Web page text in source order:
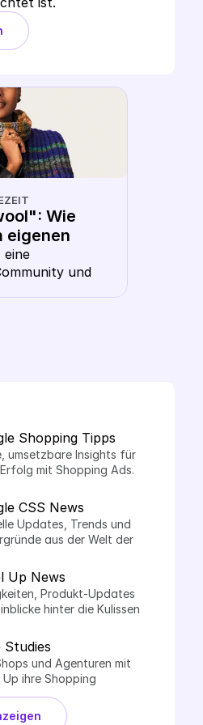
Wie
eigenen
dem
eine
und
Shopping Tipps
umsetzbare Insights für
mit Shopping Ads.
CSS News
Updates, Trends und
aus der Welt der
Up News
Produkt-Updates
hinter die Kulissen
Studies
und Agenturen mit
Up ihre Shopping
steigern.